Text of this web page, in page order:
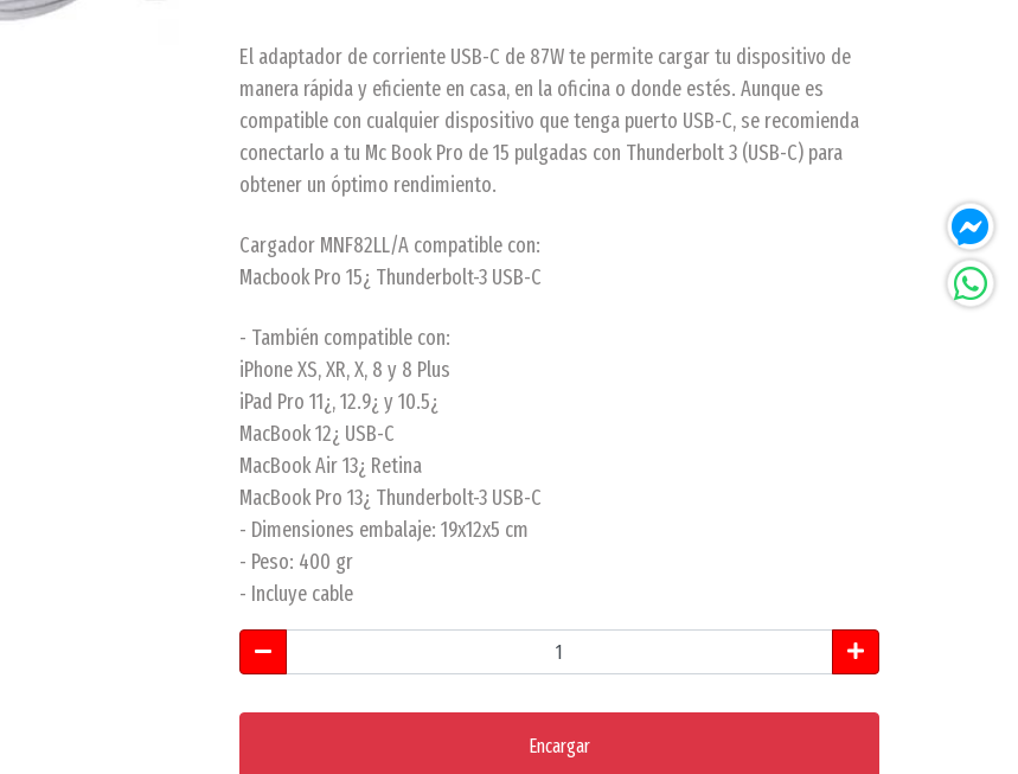
El adaptador de corriente USB-C de 87W te permite cargar tu dispositivo de
manera rápida y eficiente en casa, en la oficina o donde estés. Aunque es
compatible con cualquier dispositivo que tenga puerto USB-C, se recomienda
conectarlo a tu Mc Book Pro de 15 pulgadas con Thunderbolt 3 (USB-C) para
obtener un óptimo rendimiento.
Cargador MNF82LL/A compatible con:
Macbook Pro 15¿ Thunderbolt-3 USB-C
- También compatible con:
iPhone XS, XR, X, 8 y 8 Plus
iPad Pro 11¿, 12.9¿ y 10.5¿
MacBook 12¿ USB-C
MacBook Air 13¿ Retina
MacBook Pro 13¿ Thunderbolt-3 USB-C
- Dimensiones embalaje: 19x12x5 cm
- Peso: 400 gr
- Incluye cable
Encargar